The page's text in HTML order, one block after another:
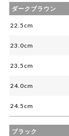
ダークブラウン
22.5cm
23.0cm
23.5cm
24.0cm
24.5cm
ブラック